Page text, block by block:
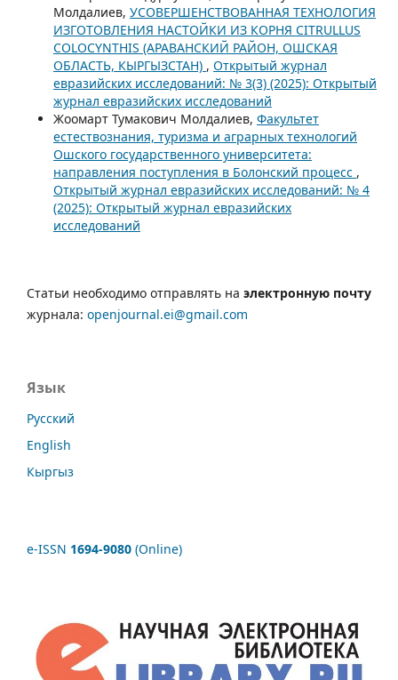
Молдалиев, УСОВЕРШЕНСТВОВАННАЯ ТЕХНОЛОГИЯ
ИЗГОТОВЛЕНИЯ НАСТОЙКИ ИЗ КОРНЯ CITRULLUS
COLOCYNTHIS (АРАВАНСКИЙ РАЙОН, ОШСКАЯ
ОБЛАСТЬ, КЫРГЫЗСТАН) , Открытый журнал
евразийских исследований: № 3(3) (2025): Открытый
журнал евразийских исследований
Жоомарт Тумакович Молдалиев, Факультет
естествознания, туризма и аграрных технологий
Ошского государственного университета:
направления поступления в Болонский процесс ,
Открытый журнал евразийских исследований: № 4
(2025): Открытый журнал евразийских
исследований
Статьи необходимо отправлять на электронную почту
журнала: openjournal.ei@gmail.com
Язык
Русский
English
Кыргыз
e-ISSN 1694-9080 (Online)